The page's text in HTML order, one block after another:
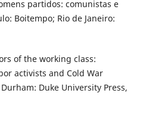
partidos: comunistas e
Boitempo; Rio de Janeiro:
of the working class:
activists and Cold War
Duke University Press,